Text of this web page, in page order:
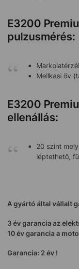
E3200
pulzusmérés:
Mellkasi öv
E3200
ellenállás:
20 szint
léptethető,
A gyártó által vállalt
3 év garancia az
10 év garancia a
Garancia: 2 év !